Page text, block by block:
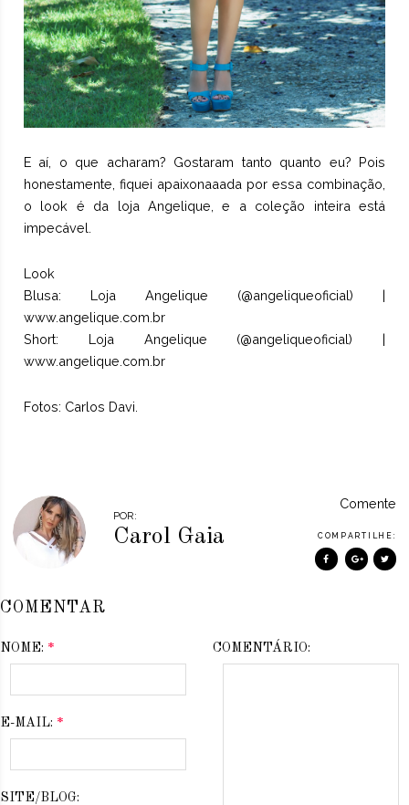
E aí, o que acharam? Gostaram tanto quanto eu? Pois
honestamente, fiquei apaixonaaada por essa combinação,
o look é da loja Angelique, e a coleção inteira está
impecável.
Look
Blusa: Loja Angelique (@angeliqueoficial) |
www.angelique.com.br
Short: Loja Angelique (@angeliqueoficial) |
www.angelique.com.br
Fotos: Carlos Davi.
POR:
Carol Gaia
Comente
COMPARTILHE:
COMENTAR
NOME: *
E-MAIL: *
SITE/BLOG:
COMENTÁRIO: